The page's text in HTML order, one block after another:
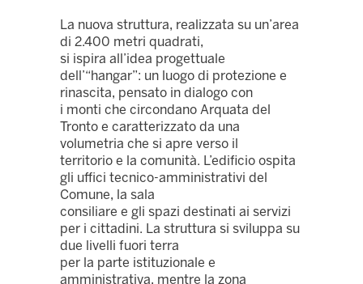
La nuova struttura, realizzata su un’area
di 2.400 metri quadrati,
si ispira all’idea progettuale
dell’“hangar”: un luogo di protezione e
rinascita, pensato in dialogo con
i monti che circondano Arquata del
Tronto e caratterizzato da una
volumetria che si apre verso il
territorio e la comunità. L’edificio ospita
gli uffici tecnico-amministrativi del
Comune, la sala
consiliare e gli spazi destinati ai servizi
per i cittadini. La struttura si sviluppa su
due livelli fuori terra
per la parte istituzionale e
amministrativa, mentre la zona